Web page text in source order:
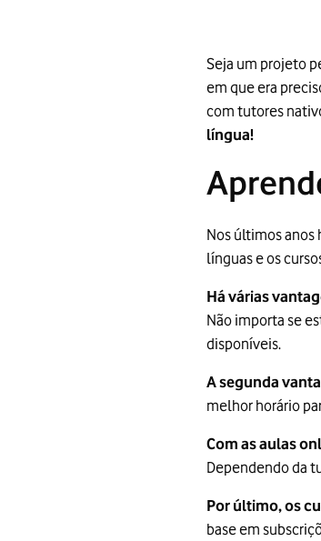
Seja um projeto
em que era
com tutores
língua!
Nos últimos anos
línguas e os
Há várias
Não importa se
disponíveis.
A segunda
melhor horário
Com as aulas
Dependendo da
Por último, os
base em